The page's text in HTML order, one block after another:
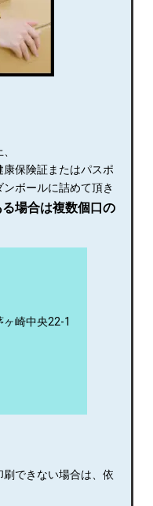
保険証またはパスポ
ボールに詰めて頂き
場合は複数個口の
崎中央22-1
できない場合は、依